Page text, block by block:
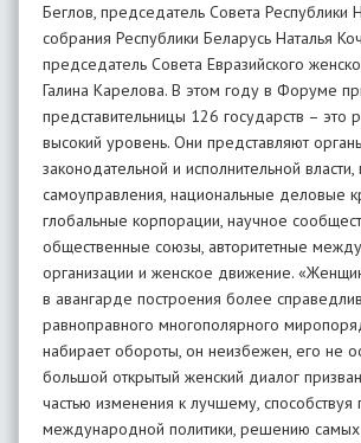
Беглов, председатель Совета Республики
собрания Республики Беларусь Наталья
председатель Совета Евразийского
Галина Карелова. В этом году в Форуме
представительницы 126 государств – это
высокий уровень. Они представляют
законодательной и исполнительной власти,
самоуправления, национальные деловые
глобальные корпорации, научное
общественные союзы, авторитетные
организации и женское движение.
в авангарде построения более
равноправного многополярного
набирает обороты, он неизбежен, его не
большой открытый женский диалог
частью изменения к лучшему, способствуя
международной политики, решению